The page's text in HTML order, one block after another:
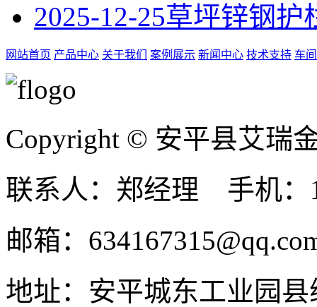
2025-12-25草坪锌钢护
网站首页 产品中心 关于我们 案例展示 新闻中心 技术支持 车
Copyright © 安平县艾瑞
联系人：郑经理 手机：
邮箱：
地址：安平城东工业园县